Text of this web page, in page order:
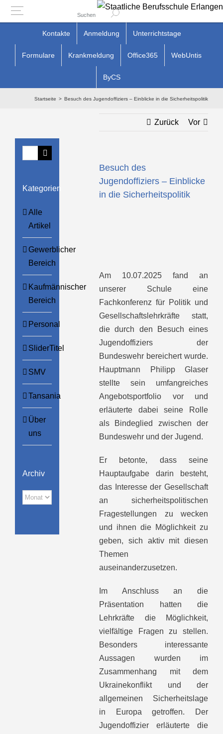
springen
Kontakte Anmeldung Unterrichtstage
Formulare Krankmeldung Office365 WebUntis
ByCS
Startseite Besuch des Jugendoffiziers – Einblicke in die Sicherheitspolitik
Zurück Vor
Besuch des
Jugendoffiziers – Einblicke
in die Sicherheitspolitik
Am 10.07.2025 fand an
unserer Schule eine
Fachkonferenz für Politik und
Gesellschaftslehrkräfte statt,
die durch den Besuch eines
Jugendoffiziers der
Bundeswehr bereichert wurde.
Hauptmann Philipp Glaser
stellte sein umfangreiches
Angebotsportfolio vor und
erläuterte dabei seine Rolle
als Bindeglied zwischen der
Bundeswehr und der Jugend.
Er betonte, dass seine
Hauptaufgabe darin besteht,
das Interesse der Gesellschaft
an sicherheitspolitischen
Fragestellungen zu wecken
und ihnen die Möglichkeit zu
geben, sich aktiv mit diesen
Themen
auseinanderzusetzen.
Im Anschluss an die
Präsentation hatten die
Lehrkräfte die Möglichkeit,
vielfältige Fragen zu stellen.
Besonders interessante
Aussagen wurden im
Zusammenhang mit dem
Ukrainekonflikt und der
allgemeinen Sicherheitslage
in Europa getroffen. Der
Jugendoffizier erläuterte die
Suche
Kategorien
Alle
Artikel
Gewerblicher
Bereich
Kaufmännischer
Bereich
Personal
SliderTitel
SMV
Tansania
Über
uns
Archiv
Archiv
Suchen